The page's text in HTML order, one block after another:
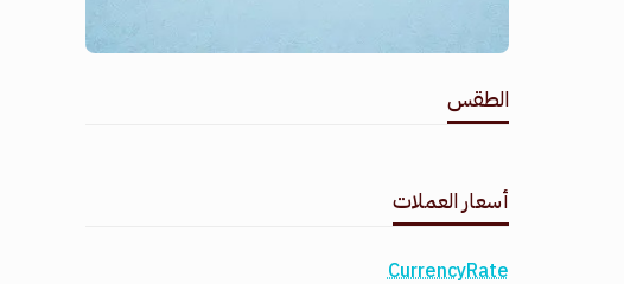
الطقس
أسعار العملات
CurrencyRate